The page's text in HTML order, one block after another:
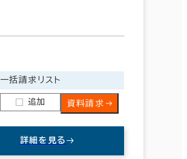
一括請求リスト
追加 資料請求
詳細を見る